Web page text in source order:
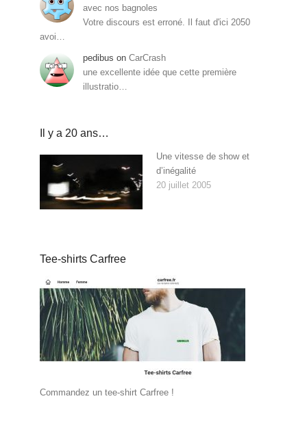
avec nos bagnoles
Votre discours est erroné. Il faut d'ici 2050
avoi…
pedibus on CarCrash
une excellente idée que cette première
illustratio…
Il y a 20 ans…
Une vitesse de show et
d’inégalité
20 juillet 2005
Tee-shirts Carfree
Commandez un tee-shirt Carfree !